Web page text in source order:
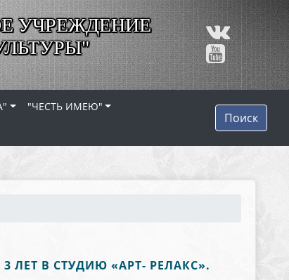
УЧРЕЖДЕНИЕ
"ЧЕСТЬ ИМЕЮ"
Поиск
ЛЕТ В СТУДИЮ «АРТ- РЕЛАКС».